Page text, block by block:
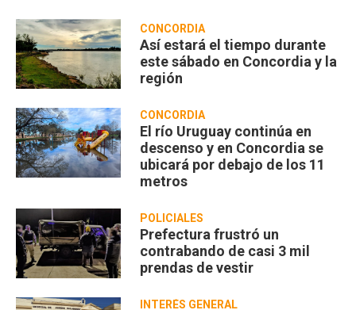
CONCORDIA
Así estará el tiempo durante
este sábado en Concordia y la
región
CONCORDIA
El río Uruguay continúa en
descenso y en Concordia se
ubicará por debajo de los 11
metros
POLICIALES
Prefectura frustró un
contrabando de casi 3 mil
prendas de vestir
INTERÉS GENERAL